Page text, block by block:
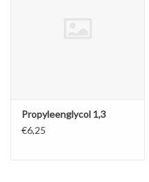
Propyleenglycol 1,3
€6,25